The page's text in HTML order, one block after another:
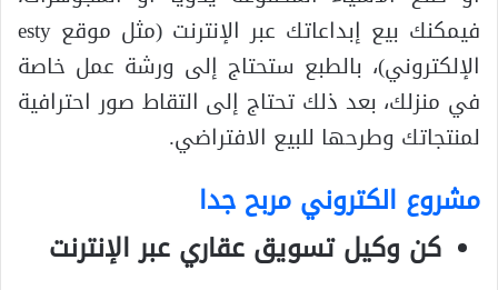
فيمكنك بيع إبداعاتك عبر الإنترنت (مثل موقع esty
الإلكتروني)، بالطبع ستحتاج إلى ورشة عمل خاصة
في منزلك، بعد ذلك تحتاج إلى التقاط صور احترافية
لمنتجاتك وطرحها للبيع الافتراضي.
مشروع الكتروني مربح جدا
كن وكيل تسويق عقاري عبر الإنترنت